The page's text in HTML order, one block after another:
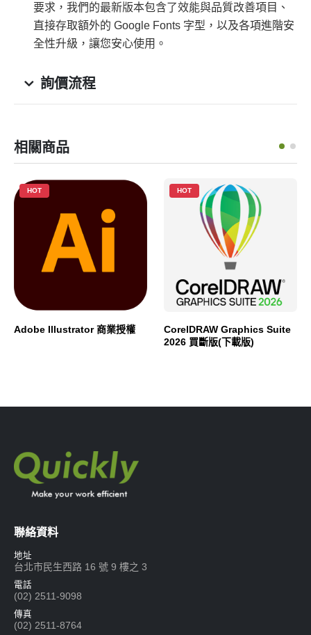
要求，我們的最新版本包含了效能與品質改善項目、
直接存取額外的 Google Fonts 字型，以及各項進階安
全性升級，讓您安心使用。
詢價流程
相關商品
HOT
Adobe Illustrator 商業授權
HOT
CorelDRAW Graphics Suite
2026 買斷版(下載版)
聯絡資料
地址
台北市民生西路 16 號 9 樓之 3
電話
(02) 2511-9098
傳真
(02) 2511-8764